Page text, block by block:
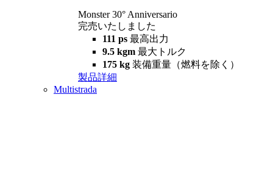
Monster 30° Anniversario
完売いたしました
111 ps 最高出力
9.5 kgm 最大トルク
175 kg 装備重量（燃料を除く）
製品詳細
Multistrada